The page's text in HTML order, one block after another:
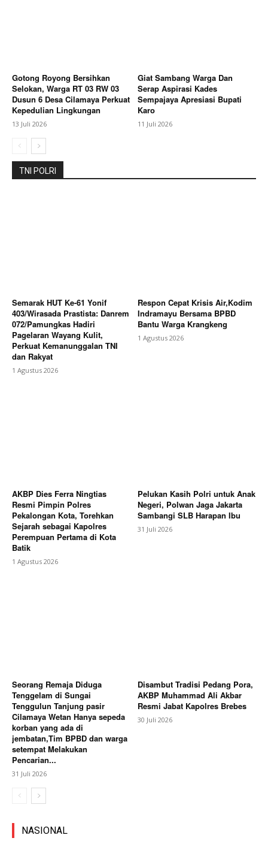
Company
Contact us
Subscription Plans
Gotong Royong Bersihkan
Selokan, Warga RT 03 RW 03
Dusun 6 Desa Cilamaya Perkuat
Kepedulian Lingkungan
13 Juli 2026
Giat Sambang Warga Dan
Serap Aspirasi Kades
Sempajaya Apresiasi Bupati
Karo
11 Juli 2026
TNI POLRI
Semarak HUT Ke-61 Yonif
403/Wirasada Prastista: Danrem
072/Pamungkas Hadiri
Pagelaran Wayang Kulit,
Perkuat Kemanunggalan TNI
dan Rakyat
1 Agustus 2026
Respon Cepat Krisis Air,Kodim
Indramayu Bersama BPBD
Bantu Warga Krangkeng
1 Agustus 2026
AKBP Dies Ferra Ningtias
Resmi Pimpin Polres
Pekalongan Kota, Torehkan
Sejarah sebagai Kapolres
Perempuan Pertama di Kota
Batik
1 Agustus 2026
Pelukan Kasih Polri untuk Anak
Negeri, Polwan Jaga Jakarta
Sambangi SLB Harapan Ibu
31 Juli 2026
Seorang Remaja Diduga
Tenggelam di Sungai
Tenggulun Tanjung pasir
Cilamaya Wetan Hanya sepeda
korban yang ada di
jembatan,Tim BPBD dan warga
setempat Melakukan
Pencarian...
31 Juli 2026
Disambut Tradisi Pedang Pora,
AKBP Muhammad Ali Akbar
Resmi Jabat Kapolres Brebes
30 Juli 2026
NASIONAL